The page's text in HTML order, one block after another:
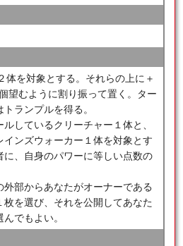
体を対象とする。それらの上に＋
望むように割り振って置く。ター
ランプルを得る。
しているクリーチャー１体と、
インズウォーカー１体を対象とす
に、自身のパワーに等しい点数の
部からあなたがオーナーである
枚を選び、それを公開してあなた
でもよい。